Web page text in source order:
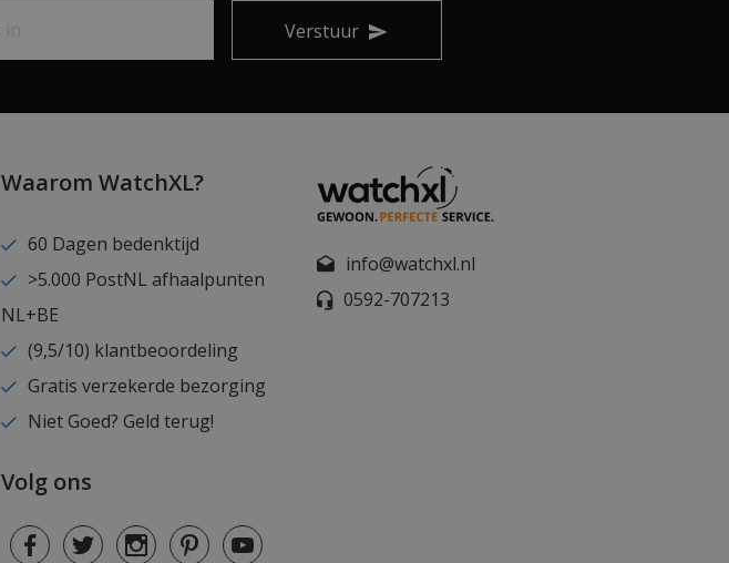
Verstuur
Waarom WatchXL?
60 Dagen bedenktijd
>5.000 PostNL afhaalpunten
NL+BE
(9,5/10) klantbeoordeling
Gratis verzekerde bezorging
Niet Goed? Geld terug!
Volg ons
info@watchxl.nl
0592-707213